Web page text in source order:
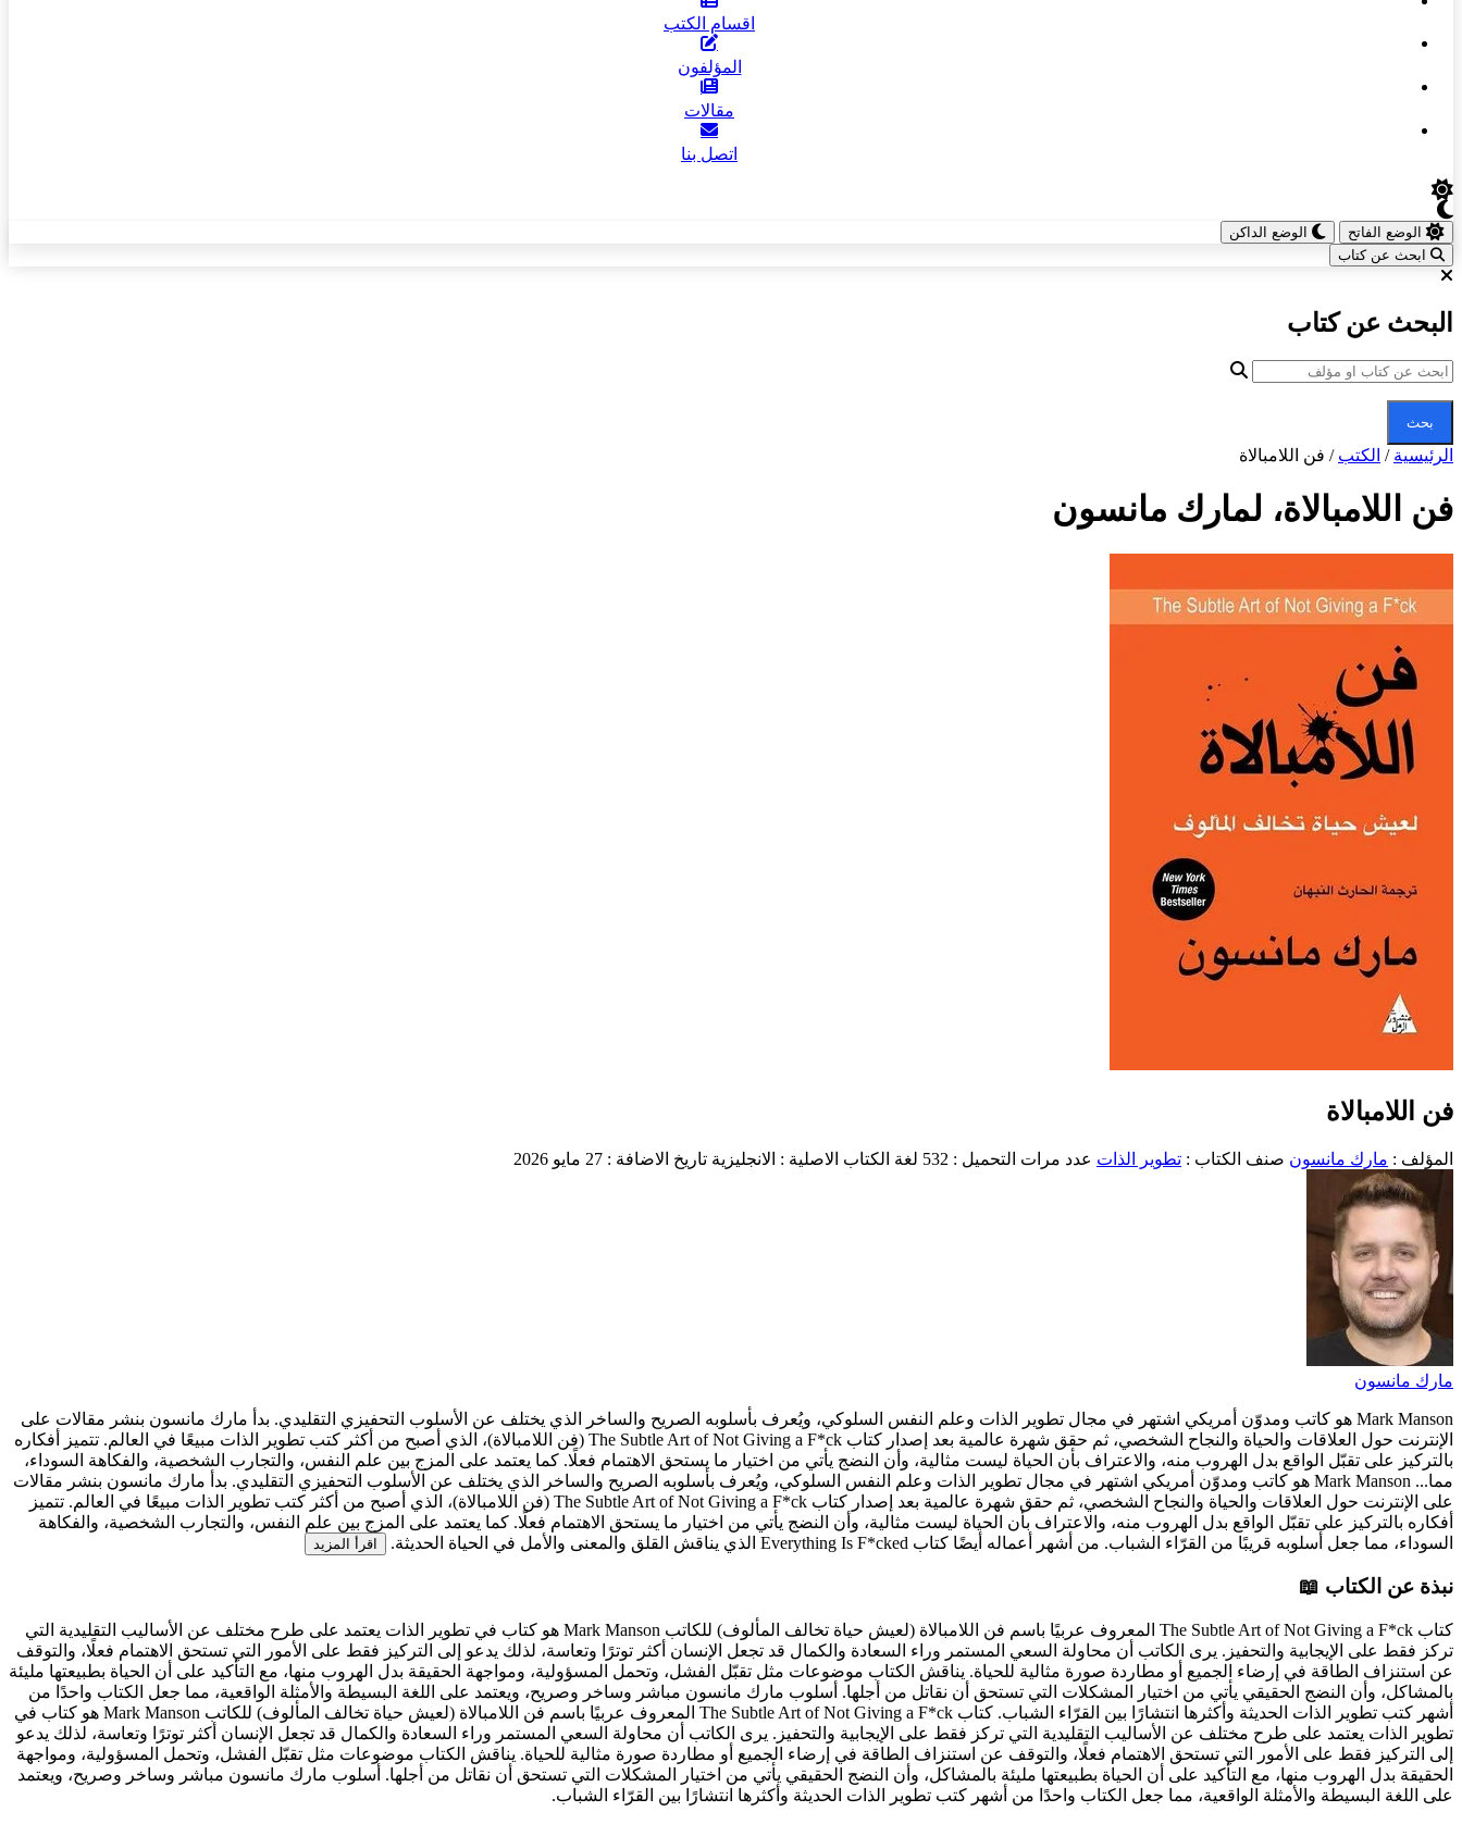
اقسام الكتب
المؤلفون
مقالات
اتصل بنا
الوضع الفاتح
الوضع الداكن
ابحث عن كتاب
البحث عن كتاب
بحث
الرئيسية / الكتب / فن اللامبالاة
فن اللامبالاة، لمارك مانسون
فن اللامبالاة
المؤلف : مارك مانسون صنف الكتاب : تطوير الذات عدد مرات التحميل : 532 لغة الكتاب الاصلية : الانجليزية تاريخ الاضافة : 27 مايو 2026
مارك مانسون
Mark Manson هو كاتب ومدوّن أمريكي اشتهر في مجال تطوير الذات وعلم النفس السلوكي، ويُعرف بأسلوبه الصريح والساخر الذي يختلف عن الأسلوب التحفيزي التقليدي. بدأ مارك مانسون بنشر مقالات على
الإنترنت حول العلاقات والحياة والنجاح الشخصي، ثم حقق شهرة عالمية بعد إصدار كتاب The Subtle Art of Not Giving a F*ck (فن اللامبالاة)، الذي أصبح من أكثر كتب تطوير الذات مبيعًا في العالم. تتميز أفكاره
بالتركيز على تقبّل الواقع بدل الهروب منه، والاعتراف بأن الحياة ليست مثالية، وأن النضج يأتي من اختيار ما يستحق الاهتمام فعلًا. كما يعتمد على المزج بين علم النفس، والتجارب الشخصية، والفكاهة السوداء،
مما...
Mark Manson هو كاتب ومدوّن أمريكي اشتهر في مجال تطوير الذات وعلم النفس السلوكي، ويُعرف بأسلوبه الصريح والساخر الذي يختلف عن الأسلوب التحفيزي التقليدي. بدأ مارك مانسون بنشر مقالات
على الإنترنت حول العلاقات والحياة والنجاح الشخصي، ثم حقق شهرة عالمية بعد إصدار كتاب The Subtle Art of Not Giving a F*ck (فن اللامبالاة)، الذي أصبح من أكثر كتب تطوير الذات مبيعًا في العالم. تتميز
أفكاره بالتركيز على تقبّل الواقع بدل الهروب منه، والاعتراف بأن الحياة ليست مثالية، وأن النضج يأتي من اختيار ما يستحق الاهتمام فعلًا. كما يعتمد على المزج بين علم النفس، والتجارب الشخصية، والفكاهة
السوداء، مما جعل أسلوبه قريبًا من القرّاء الشباب. من أشهر أعماله أيضًا كتاب Everything Is F*cked الذي يناقش القلق والمعنى والأمل في الحياة الحديثة.
اقرأ المزيد
نبذة عن الكتاب 📖
كتاب The Subtle Art of Not Giving a F*ck المعروف عربيًا باسم فن اللامبالاة (لعيش حياة تخالف المألوف) للكاتب Mark Manson هو كتاب في تطوير الذات يعتمد على طرح مختلف عن الأساليب التقليدية التي
تركز فقط على الإيجابية والتحفيز. يرى الكاتب أن محاولة السعي المستمر وراء السعادة والكمال قد تجعل الإنسان أكثر توترًا وتعاسة، لذلك يدعو إلى التركيز فقط على الأمور التي تستحق الاهتمام فعلًا، والتوقف
عن استنزاف الطاقة في إرضاء الجميع أو مطاردة صورة مثالية للحياة. يناقش الكتاب موضوعات مثل تقبّل الفشل، وتحمل المسؤولية، ومواجهة الحقيقة بدل الهروب منها، مع التأكيد على أن الحياة بطبيعتها مليئة
بالمشاكل، وأن النضج الحقيقي يأتي من اختيار المشكلات التي تستحق أن نقاتل من أجلها. أسلوب مارك مانسون مباشر وساخر وصريح، ويعتمد على اللغة البسيطة والأمثلة الواقعية، مما جعل الكتاب واحدًا من
أشهر كتب تطوير الذات الحديثة وأكثرها انتشارًا بين القرّاء الشباب.
كتاب The Subtle Art of Not Giving a F*ck المعروف عربيًا باسم فن اللامبالاة (لعيش حياة تخالف المألوف) للكاتب Mark Manson هو كتاب في
تطوير الذات يعتمد على طرح مختلف عن الأساليب التقليدية التي تركز فقط على الإيجابية والتحفيز. يرى الكاتب أن محاولة السعي المستمر وراء السعادة والكمال قد تجعل الإنسان أكثر توترًا وتعاسة، لذلك يدعو
إلى التركيز فقط على الأمور التي تستحق الاهتمام فعلًا، والتوقف عن استنزاف الطاقة في إرضاء الجميع أو مطاردة صورة مثالية للحياة. يناقش الكتاب موضوعات مثل تقبّل الفشل، وتحمل المسؤولية، ومواجهة
الحقيقة بدل الهروب منها، مع التأكيد على أن الحياة بطبيعتها مليئة بالمشاكل، وأن النضج الحقيقي يأتي من اختيار المشكلات التي تستحق أن نقاتل من أجلها. أسلوب مارك مانسون مباشر وساخر وصريح، ويعتمد
على اللغة البسيطة والأمثلة الواقعية، مما جعل الكتاب واحدًا من أشهر كتب تطوير الذات الحديثة وأكثرها انتشارًا بين القرّاء الشباب.